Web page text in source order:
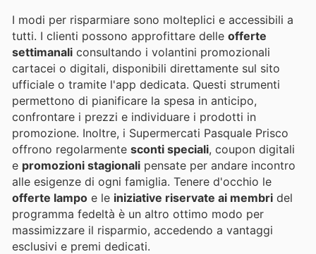
I modi per risparmiare sono molteplici e accessibili a
tutti. I clienti possono approfittare delle offerte
settimanali consultando i volantini promozionali
cartacei o digitali, disponibili direttamente sul sito
ufficiale o tramite l'app dedicata. Questi strumenti
permettono di pianificare la spesa in anticipo,
confrontare i prezzi e individuare i prodotti in
promozione. Inoltre, i Supermercati Pasquale Prisco
offrono regolarmente sconti speciali, coupon digitali
e promozioni stagionali pensate per andare incontro
alle esigenze di ogni famiglia. Tenere d'occhio le
offerte lampo e le iniziative riservate ai membri del
programma fedeltà è un altro ottimo modo per
massimizzare il risparmio, accedendo a vantaggi
esclusivi e premi dedicati.